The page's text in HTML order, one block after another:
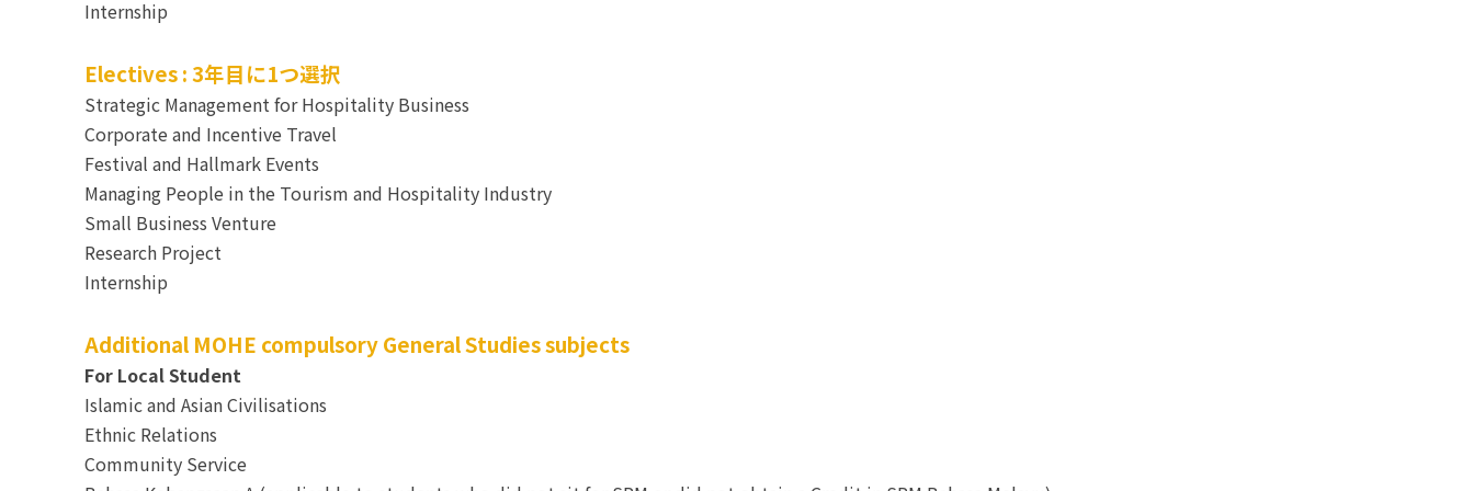
Internship
Electives : 3年目に1つ選択
Strategic Management for Hospitality Business
Corporate and Incentive Travel
Festival and Hallmark Events
Managing People in the Tourism and Hospitality Industry
Small Business Venture
Research Project
Internship
Additional MOHE compulsory General Studies subjects
For Local Student
Islamic and Asian Civilisations
Ethnic Relations
Community Service